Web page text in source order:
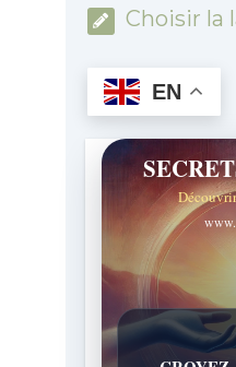
Choisir la
EN